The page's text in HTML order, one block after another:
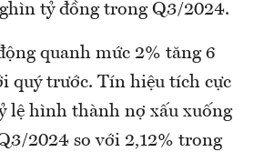
tỷ đồng trong Q3/2024.
quanh mức 2% tăng 6
quý trước. Tín hiệu tích cực
lệ hình thành nợ xấu xuống
2024 so với 2,12% trong